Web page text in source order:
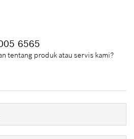
6565
tentang produk atau servis kami?